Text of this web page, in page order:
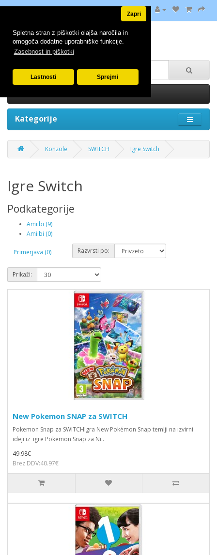
Spletna stran z piškotki olajša naročila in
omogoča dodatne uporabniške funkcije.
Zasebnost in piškotki
Zapri
Lastnosti Sprejmi
Kategorije
Konzole SWITCH Igre Switch
Igre Switch
Podkategorije
Amiibi (9)
Amiibi (0)
Primerjava (0) Razvrsti po:
Prikaži:
New Pokemon SNAP za SWITCH
Pokemon Snap za SWITCHIgra New Pokémon Snap temlji na izvirni
ideji iz igre Pokemon Snap za Ni..
49.98€
Brez DDV:40.97€